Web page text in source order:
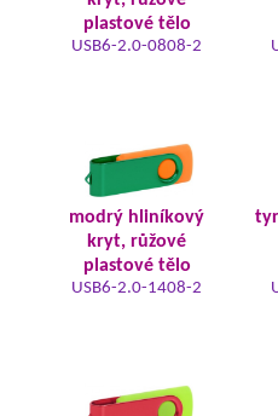
plastové tělo
USB6-2.0-0808-2
modrý hliníkový
kryt, růžové
plastové tělo
USB6-2.0-1408-2